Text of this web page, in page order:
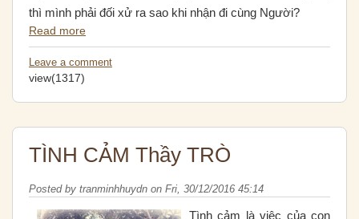
thì mình phải đối xử ra sao khi nhận đi cùng Người?
Read more
Leave a comment
view(1317)
TÌNH CẢM Thầy TRÒ
Posted by tranminhhuydn on Fri, 30/12/2016 45:14
Tình cảm là việc của con